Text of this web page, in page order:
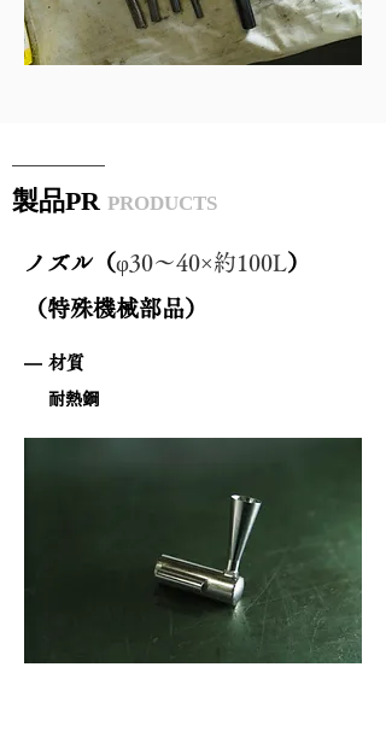
​製品PR PRODUCTS
材質
耐熱鋼
ノズル（φ30～40×約100L）
（特殊機械部品）